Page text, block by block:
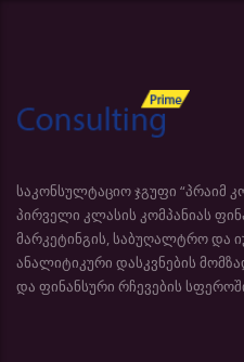
საკონსულტაციო ჯგუფი “პრაიმ
პირველი კლასის კომპანიას
მარკეტინგის, საბუღალტრო და
ანალიტიკური დასკვნების
და ფინანსური რჩევების